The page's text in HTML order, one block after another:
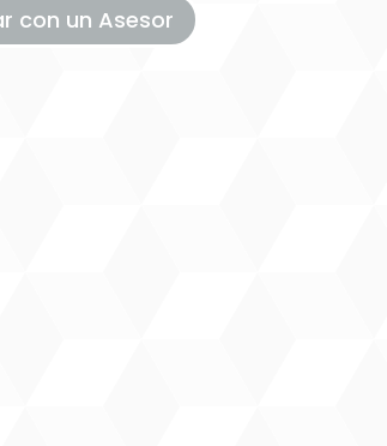
con un Asesor